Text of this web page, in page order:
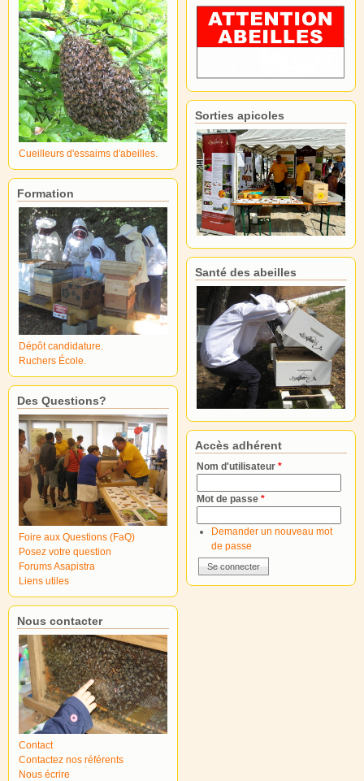
Cueilleurs d'essaims d'abeilles.
Formation
Dépôt candidature.
Ruchers École.
Des Questions?
Foire aux Questions (FaQ)
Posez votre question
Forums Asapistra
Liens utiles
Nous contacter
Contact
Contactez nos référents
Nous écrire
Sorties apicoles
Santé des abeilles
Accès adhérent
Nom d'utilisateur *
Mot de passe *
Demander un nouveau mot
de passe